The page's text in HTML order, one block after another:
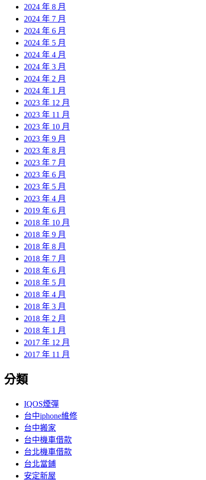
2024 年 8 月
2024 年 7 月
2024 年 6 月
2024 年 5 月
2024 年 4 月
2024 年 3 月
2024 年 2 月
2024 年 1 月
2023 年 12 月
2023 年 11 月
2023 年 10 月
2023 年 9 月
2023 年 8 月
2023 年 7 月
2023 年 6 月
2023 年 5 月
2023 年 4 月
2019 年 6 月
2018 年 10 月
2018 年 9 月
2018 年 8 月
2018 年 7 月
2018 年 6 月
2018 年 5 月
2018 年 4 月
2018 年 3 月
2018 年 2 月
2018 年 1 月
2017 年 12 月
2017 年 11 月
分類
IQOS煙彈
台中iphone維修
台中搬家
台中機車借款
台北機車借款
台北當鋪
安定新屋